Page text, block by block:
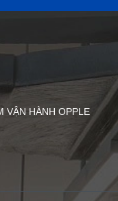
VẬN HÀNH OPPLE